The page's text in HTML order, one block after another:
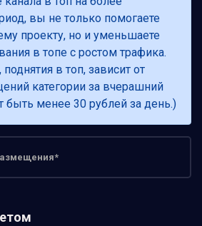
вы не только помогаете
проекту, но и уменьшаете
в топе с ростом трафика.
в топ, зависит от
категории за вчерашний
быть менее 30 рублей за день.)